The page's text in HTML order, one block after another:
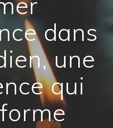
dans
une
qui